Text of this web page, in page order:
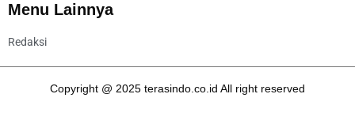
Menu Lainnya
Redaksi
Copyright @ 2025 terasindo.co.id All right reserved